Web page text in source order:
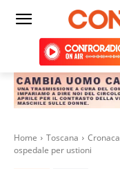
Home Toscana Cronaca
ospedale per ustioni